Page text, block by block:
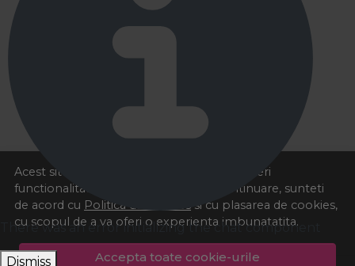
Acest site foloseste cookies pentru a va oferi
functionalitatea dorita. Navigand in continuare, sunteti
de acord cu Politica de cookies si cu plasarea de cookies,
cu scopul de a va oferi o experienta imbunatatita.
Accepta toate cookie-urile
There was an error initializing the chat component
Dismiss